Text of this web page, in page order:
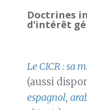
Doctrines
d’intérêt
Le CICR : sa
(aussi
espagnol,